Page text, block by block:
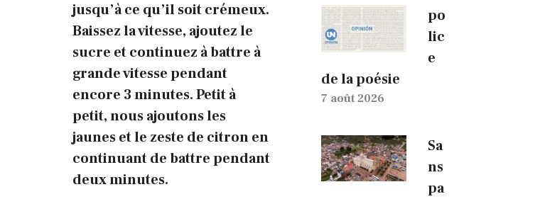
jusqu’à ce qu’il soit crémeux.
Baissez la vitesse, ajoutez le
sucre et continuez à battre à
grande vitesse pendant
encore 3 minutes. Petit à
petit, nous ajoutons les
jaunes et le zeste de citron en
continuant de battre pendant
deux minutes.
po
lic
e
de la poésie
7 août 2026
Sa
ns
pa